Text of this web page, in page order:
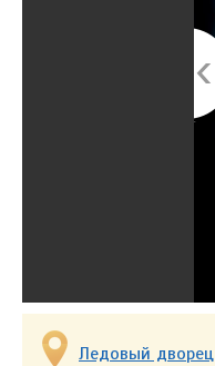
Ледовый дворец